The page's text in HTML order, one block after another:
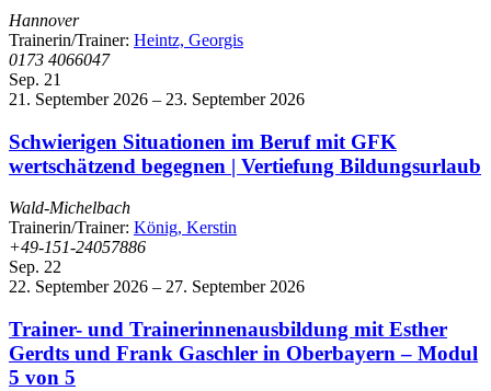
Hannover
Trainerin/Trainer: Heintz, Georgis
0173 4066047
Sep. 21
21. September 2026 – 23. September 2026
Schwierigen Situationen im Beruf mit GFK
wertschätzend begegnen | Vertiefung Bildungsurlaub
Wald-Michelbach
Trainerin/Trainer: König, Kerstin
+49-151-24057886
Sep. 22
22. September 2026 – 27. September 2026
Trainer- und Trainerinnenausbildung mit Esther
Gerdts und Frank Gaschler in Oberbayern – Modul
5 von 5